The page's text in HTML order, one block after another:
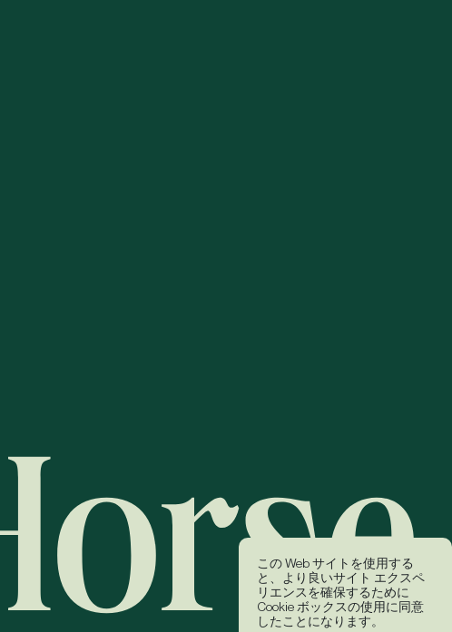
この Web サイトを使用する
と、より良いサイト エクスペ
リエンスを確保するために
Cookie ボックスの使用に同意
したことになります。